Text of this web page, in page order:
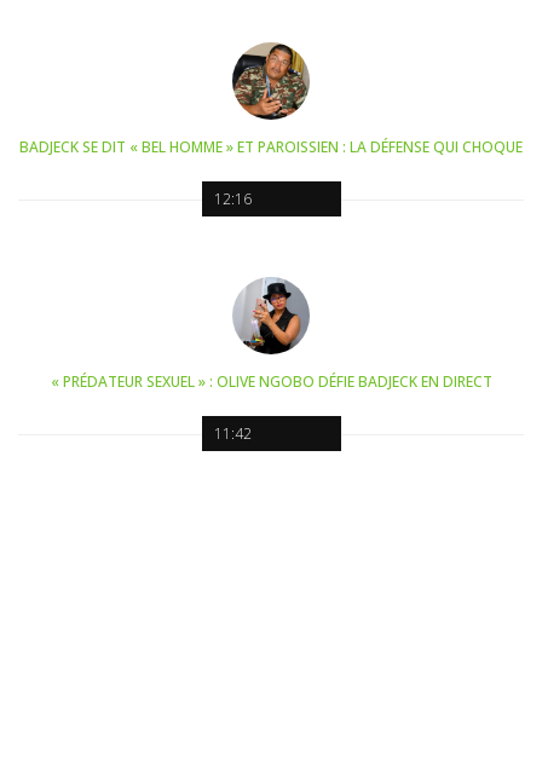
12:16
BADJECK SE DIT « BEL HOMME » ET PAROISSIEN : LA DÉFENSE QUI CHOQUE
11:42
« PRÉDATEUR SEXUEL » : OLIVE NGOBO DÉFIE BADJECK EN DIRECT